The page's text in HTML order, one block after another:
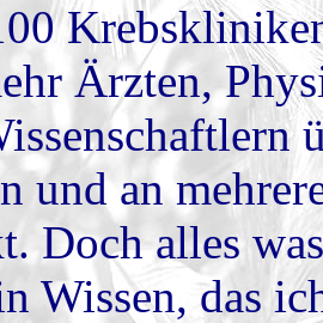
Ärzten,
und an
Doch alles
Wissen, das